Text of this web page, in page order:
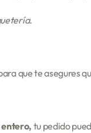
que te asegures
entero, tu pedido